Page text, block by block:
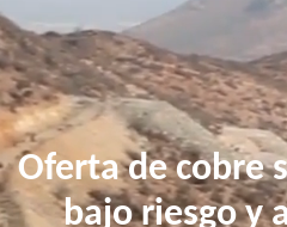
Oferta de cobre
bajo riesgo y